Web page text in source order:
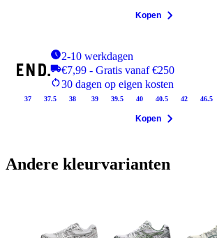
Kopen
2-10 werkdagen
€7,99 - Gratis vanaf €250
30 dagen op eigen kosten
37 37.5 38 39 39.5 40 40.5 42 46.5
Kopen
Andere kleurvarianten